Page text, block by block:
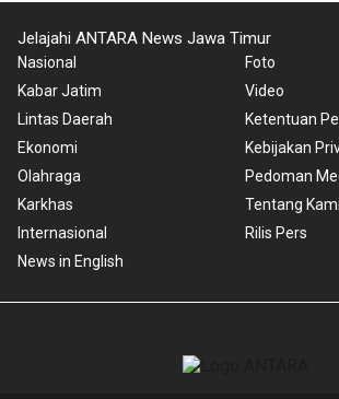
Jelajahi ANTARA News Jawa Timur
Nasional
Kabar Jatim
Lintas Daerah
Ekonomi
Olahraga
Karkhas
Internasional
News in English
Foto
Video
Ketentuan
Kebijakan
Pedoman
Tentang Kami
Rilis Pers